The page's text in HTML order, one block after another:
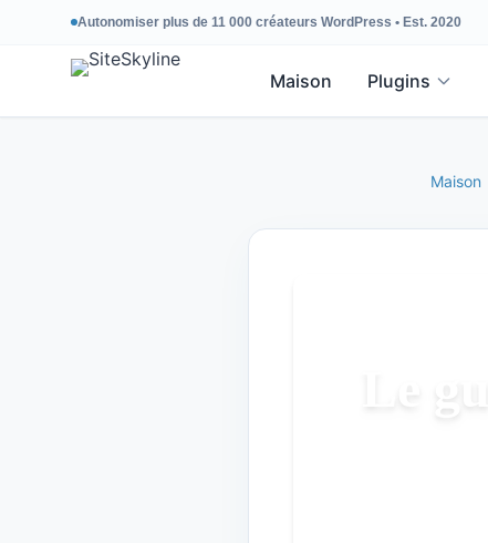
Autonomiser plus de 11 000 créateurs WordPress • Est. 2020
Maison Plugins
Maison